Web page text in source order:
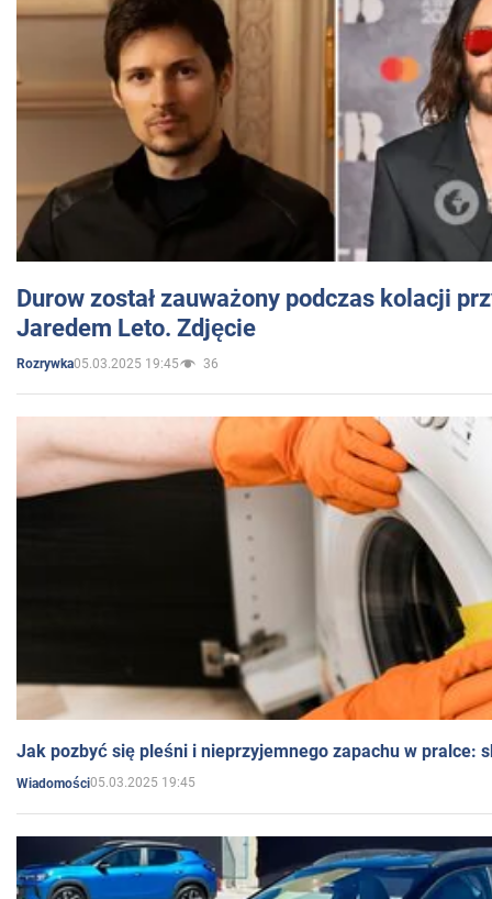
Durow został zauważony podczas kolacji
Jaredem Leto. Zdjęcie
Rozrywka05.03.2025 19:45 36
Jak pozbyć się pleśni i nieprzyjemnego zapachu w pralce:
Wiadomości05.03.2025 19:45